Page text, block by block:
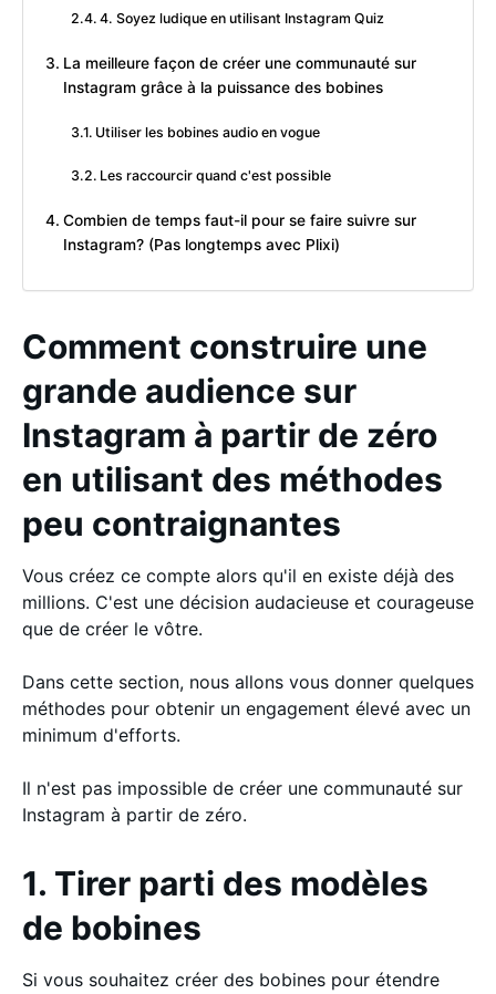
4. Soyez ludique en utilisant Instagram Quiz
La meilleure façon de créer une communauté sur
Instagram grâce à la puissance des bobines
Utiliser les bobines audio en vogue
Les raccourcir quand c'est possible
Combien de temps faut-il pour se faire suivre sur
Instagram? (Pas longtemps avec Plixi)
Comment construire une
grande audience sur
Instagram à partir de zéro
en utilisant des méthodes
peu contraignantes
Vous créez ce compte alors qu'il en existe déjà des
millions. C'est une décision audacieuse et courageuse
que de créer le vôtre.
Dans cette section, nous allons vous donner quelques
méthodes pour obtenir un engagement élevé avec un
minimum d'efforts.
Il n'est pas impossible de créer une communauté sur
Instagram à partir de zéro.
1. Tirer parti des modèles
de bobines
Si vous souhaitez créer des bobines pour étendre